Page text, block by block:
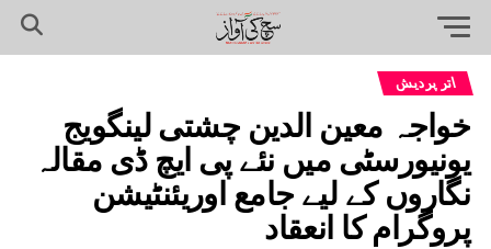
اتر پردیش
خواجہ معین الدین چشتی لینگویج
یونیورسٹی میں نئے پی ایچ ڈی مقالہ
نگاروں کے لیے جامع اوریئنٹیشن
پروگرام کا انعقاد